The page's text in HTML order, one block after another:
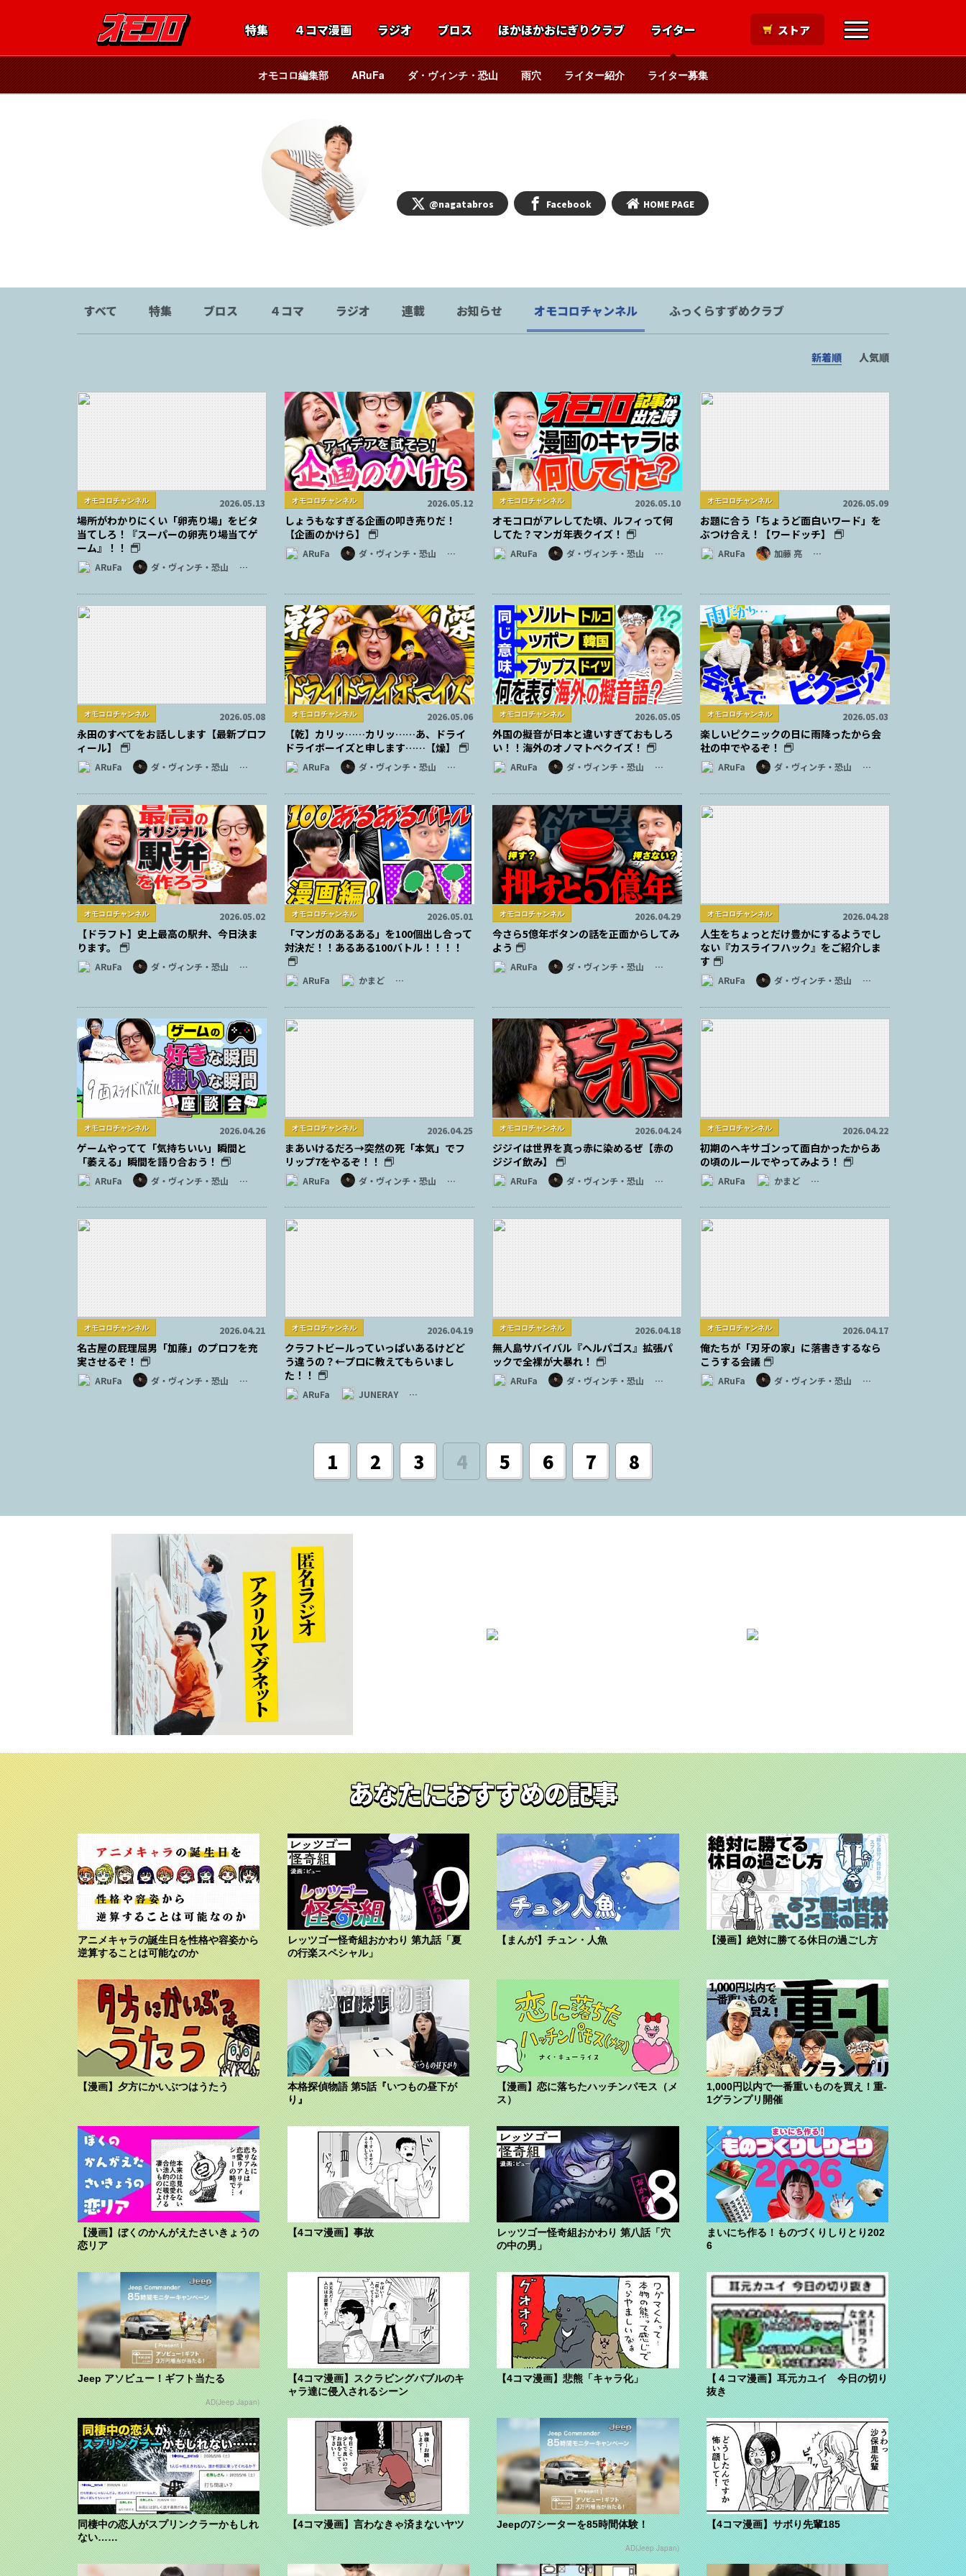
特集 ４コマ漫画 ラジオ ブロス ほかほかおにぎりクラブ ライター ストア
オモコロ編集部 ARuFa ダ・ヴィンチ・恐山 雨穴 ライター紹介 ライター募集
@nagatabros Facebook HOME PAGE
すべて 特集 ブロス ４コマ ラジオ 連載 お知らせ オモコロチャンネル ふっくらすずめクラブ
新着順 人気順
オモコロチャンネル 2026.05.13
場所がわかりにくい「卵売り場」をビタ
当てしろ！『スーパーの卵売り場当てゲ
ーム』！！
ARuFa ダ・ヴィンチ・恐山 …
オモコロチャンネル 2026.05.12
しょうもなすぎる企画の叩き売りだ！
【企画のかけら】
ARuFa ダ・ヴィンチ・恐山 …
オモコロチャンネル 2026.05.10
オモコロがアレしてた頃、ルフィって何
してた？マンガ年表クイズ！
ARuFa ダ・ヴィンチ・恐山 …
オモコロチャンネル 2026.05.09
お題に合う「ちょうど面白いワード」を
ぶつけ合え！【ワードッチ】
ARuFa 加藤 亮 …
オモコロチャンネル 2026.05.08
永田のすべてをお話しします【最新プロフ
ィール】
ARuFa ダ・ヴィンチ・恐山 …
オモコロチャンネル 2026.05.06
【乾】カリッ……カリッ……あ、ドライ
ドライボーイズと申します……【燥】
ARuFa ダ・ヴィンチ・恐山 …
オモコロチャンネル 2026.05.05
外国の擬音が日本と違いすぎておもしろ
い！！海外のオノマトペクイズ！
ARuFa ダ・ヴィンチ・恐山 …
オモコロチャンネル 2026.05.03
楽しいピクニックの日に雨降ったから会
社の中でやるぞ！
ARuFa ダ・ヴィンチ・恐山 …
オモコロチャンネル 2026.05.02
【ドラフト】史上最高の駅弁、今日決ま
ります。
ARuFa ダ・ヴィンチ・恐山 …
オモコロチャンネル 2026.05.01
「マンガのあるある」を100個出し合って
対決だ！！あるある100バトル！！！！
ARuFa かまど …
オモコロチャンネル 2026.04.29
今さら5億年ボタンの話を正面からしてみ
よう
ARuFa ダ・ヴィンチ・恐山 …
オモコロチャンネル 2026.04.28
人生をちょっとだけ豊かにするようでし
ない『カスライフハック』をご紹介しま
す
ARuFa ダ・ヴィンチ・恐山 …
オモコロチャンネル 2026.04.26
ゲームやってて「気持ちいい」瞬間と
「萎える」瞬間を語り合おう！
ARuFa ダ・ヴィンチ・恐山 …
オモコロチャンネル 2026.04.25
まあいけるだろ→突然の死「本気」でフ
リップ7をやるぞ！！
ARuFa ダ・ヴィンチ・恐山 …
オモコロチャンネル 2026.04.24
ジジイは世界を真っ赤に染めるぜ【赤の
ジジイ飲み】
ARuFa ダ・ヴィンチ・恐山 …
オモコロチャンネル 2026.04.22
初期のヘキサゴンって面白かったからあ
の頃のルールでやってみよう！
ARuFa かまど …
オモコロチャンネル 2026.04.21
名古屋の屁理屈男「加藤」のプロフを充
実させるぞ！
ARuFa ダ・ヴィンチ・恐山 …
オモコロチャンネル 2026.04.19
クラフトビールっていっぱいあるけどど
う違うの？←プロに教えてもらいまし
た！！
ARuFa JUNERAY …
オモコロチャンネル 2026.04.18
無人島サバイバル『ヘルパゴス』拡張パ
ックで全裸が大暴れ！
ARuFa ダ・ヴィンチ・恐山 …
オモコロチャンネル 2026.04.17
俺たちが「刃牙の家」に落書きするなら
こうする会議
ARuFa ダ・ヴィンチ・恐山 …
1 2 3 4 5 6 7 8
あなたにおすすめの記事
アニメキャラの誕生日を性格や容姿から
逆算することは可能なのか
レッツゴー怪奇組おかわり 第九話「夏
の行楽スペシャル」
【まんが】チュン・人魚 【漫画】絶対に勝てる休日の過ごし方
【漫画】夕方にかいぶつはうたう
本格探偵物語 第5話『いつもの昼下が
り』
【漫画】恋に落ちたハッチンパモス（メ
ス）
1,000円以内で一番重いものを買え！重-
1グランプリ開催
【漫画】ぼくのかんがえたさいきょうの
恋リア
【4コマ漫画】事故
レッツゴー怪奇組おかわり 第八話「穴
の中の男」
まいにち作る！ものづくりしりとり202
6
Jeep アソビュー！ギフト当たる
AD(Jeep Japan)
【4コマ漫画】スクラビングバブルのキ
ャラ達に侵入されるシーン
【4コマ漫画】悲熊「キャラ化」
【４コマ漫画】耳元カユイ 今日の切り
抜き
同棲中の恋人がスプリンクラーかもしれ
ない……
【4コマ漫画】言わなきゃ済まないヤツ Jeepの7シーターを85時間体験！
AD(Jeep Japan)
【4コマ漫画】サボり先輩185